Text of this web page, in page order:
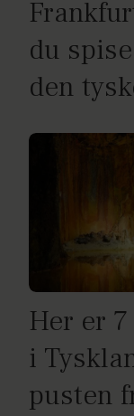
du
den
Her er
i
pusten